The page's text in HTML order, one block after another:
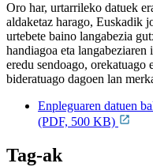
Oro har, urtarrileko datuek
aldaketaz harago, Euskadik
urtebete baino langabezia
handiagoa eta
eredu sendoago, orekatuago
bideratuago dagoen lan
Enpleguaren datuen
(PDF, 500 KB)
Tag-ak